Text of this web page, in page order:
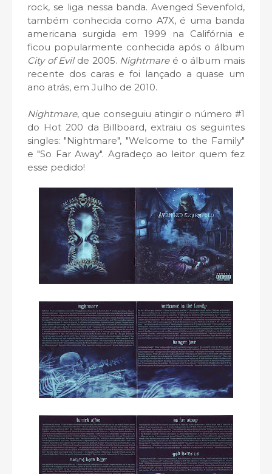
rock, se liga nessa banda. Avenged Sevenfold,
também conhecida como A7X, é uma banda
americana surgida em 1999 na Califórnia e
ficou popularmente conhecida após o álbum
City of Evilde 2005. Nightmare é o álbum mais
recente dos caras e foi lançado a quase um
ano atrás, em Julho de 2010.
Nightmare, que conseguiu atingir o número #1
do Hot 200 da Billboard, extraiu os seguintes
singles: "Nightmare", "Welcome to the Family"
e "So Far Away". Agradeço ao leitor quem fez
esse pedido!